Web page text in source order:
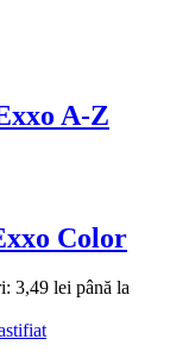
A-Z
Color
3,49 lei până la